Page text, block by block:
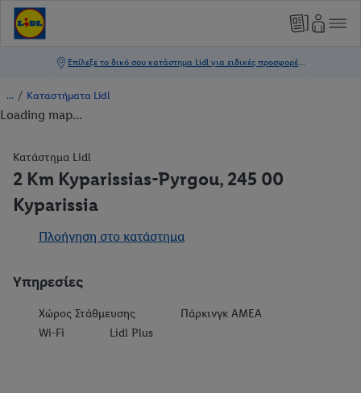
/ Καταστήματα Lidl
Loading map...
Κατάστημα Lidl
2 Km Kyparissias-Pyrgou, 245 00
Kyparissia
Πλοήγηση στο κατάστημα
Υπηρεσίες
Χώρος Στάθμευσης
Πάρκινγκ ΑΜΕΑ
Wi-Fi
Lidl Plus